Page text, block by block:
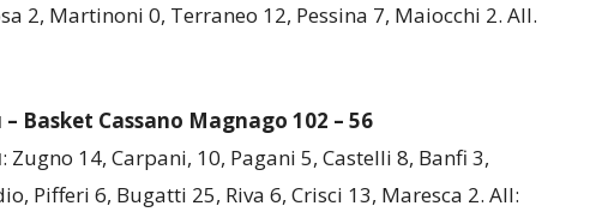
2, Martinoni 0, Terraneo 12, Pessina 7, Maiocchi 2. All.
– Basket Cassano Magnago 102 – 56
: Zugno 14, Carpani, 10, Pagani 5, Castelli 8, Banfi 3,
Pifferi 6, Bugatti 25, Riva 6, Crisci 13, Maresca 2. All: